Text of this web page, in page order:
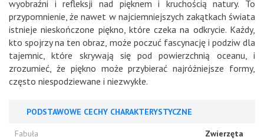
wyobraźni i refleksji nad pięknem i kruchością natury. To
przypomnienie, że nawet w najciemniejszych zakątkach świata
istnieje nieskończone piękno, które czeka na odkrycie. Każdy,
kto spojrzy na ten obraz, może poczuć fascynację i podziw dla
tajemnic, które skrywają się pod powierzchnią oceanu, i
zrozumieć, że piękno może przybierać najróżniejsze formy,
często niespodziewane i niezwykłe.
PODSTAWOWE CECHY CHARAKTERYSTYCZNE
Fabuła
Zwierzęta